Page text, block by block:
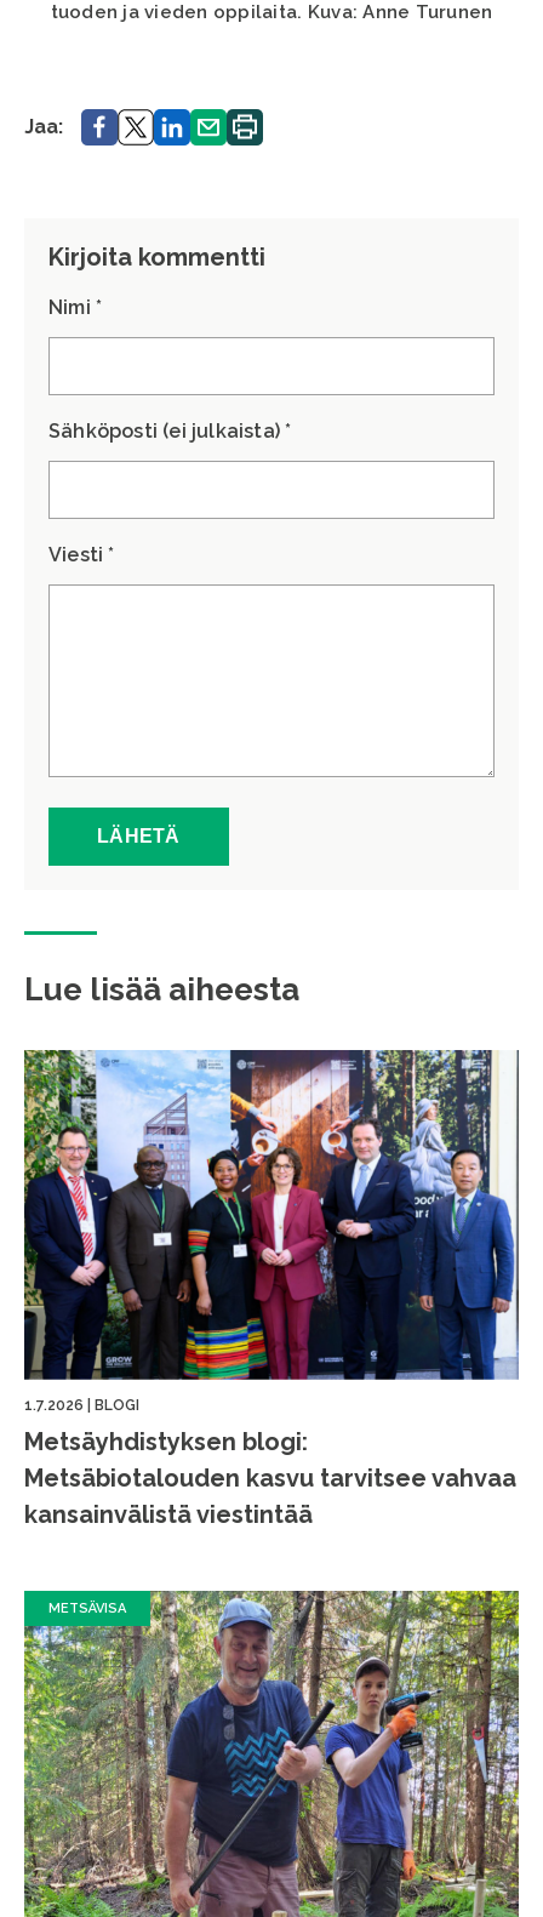
tuoden ja vieden oppilaita. Kuva: Anne Turunen
Jaa: Jaa. Jaa.Jaa. Jaa. Tulosta
sivu.
Kirjoita kommentti
Nimi *
Sähköposti (ei julkaista) *
Viesti *
Lue lisää aiheesta
1.7.2026 BLOGI
Metsäyhdistyksen blogi:
Metsäbiotalouden kasvu tarvitsee vahvaa
kansainvälistä viestintää
METSÄVISA